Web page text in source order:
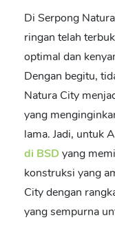
Di Serpong
ringan telah
optimal dan
Dengan begitu,
Natura City
yang
lama. Jadi, untuk
di BSDyang
konstruksi yang
City dengan
yang sempurna